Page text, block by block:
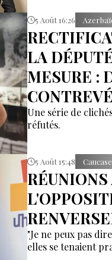
5 Août 16:26
LA
MESURE :
Une série de
réfutés.
5 Août 15:48 Caucase
"Je ne peux pas
elles se tenaient